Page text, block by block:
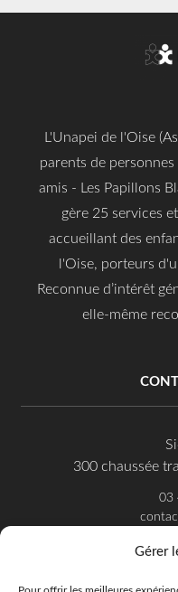
Gérer
L'Unapei de l'Oise
parents de
amis - Les Papillons
gère 25 services
accueillant des
l'Oise, porteurs
Reconnue d’intérêt
elle-même
300 chaussée
03